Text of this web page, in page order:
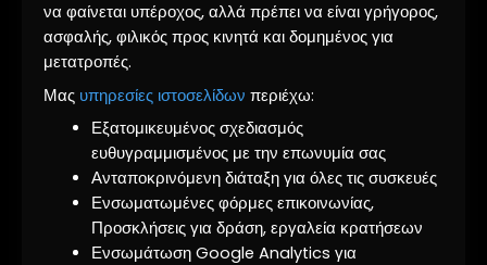
να φαίνεται υπέροχος, αλλά πρέπει να είναι γρήγορος,
ασφαλής, φιλικός προς κινητά και δομημένος για
μετατροπές.
Μας υπηρεσίες ιστοσελίδων περιέχω:
Εξατομικευμένος σχεδιασμός
ευθυγραμμισμένος με την επωνυμία σας
Ανταποκρινόμενη διάταξη για όλες τις συσκευές
Ενσωματωμένες φόρμες επικοινωνίας,
Προσκλήσεις για δράση, εργαλεία κρατήσεων
Ενσωμάτωση Google Analytics για